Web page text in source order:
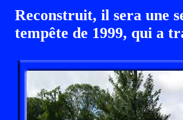
Reconstruit, il sera une
tempête de 1999, qui a